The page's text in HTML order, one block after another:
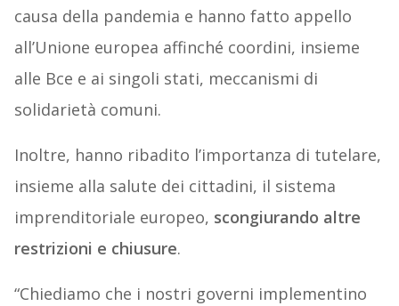
causa della pandemia e hanno fatto appello
all’Unione europea affinché coordini, insieme
alle Bce e ai singoli stati, meccanismi di
solidarietà comuni.
Inoltre, hanno ribadito l’importanza di tutelare,
insieme alla salute dei cittadini, il sistema
imprenditoriale europeo, scongiurando altre
restrizioni e chiusure.
“Chiediamo che i nostri governi implementino